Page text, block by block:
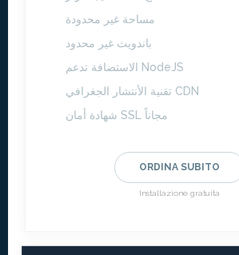
مساحة غير محدودة
باندويث غير محدود
الاستضافة تدعم NodeJS
تقنية الأنتشار الجغرافي CDN
شهادة أمان SSL مجاناً
ORDINA SUBITO
Installazione gratuita